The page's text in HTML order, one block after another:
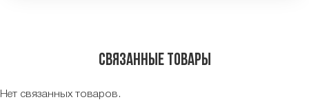
Связанные товары
Нет связанных товаров.